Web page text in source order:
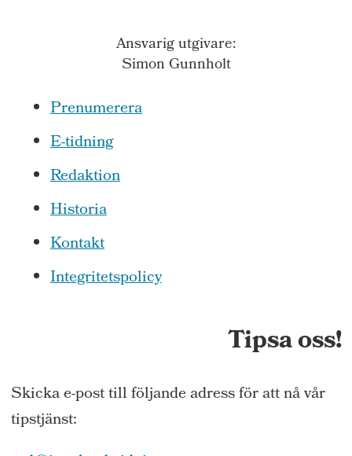
Ansvarig utgivare:
Simon Gunnholt
Prenumerera
E-tidning
Redaktion
Historia
Kontakt
Integritetspolicy
Tipsa oss!
Skicka e-post till följande adress för att nå vår
tipstjänst: